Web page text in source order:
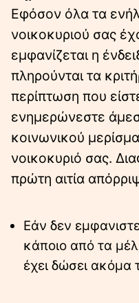
Εφόσον όλα τα
νοικοκυριού σας
εμφανίζεται η
πληρούνται τα
περίπτωση που
ενημερώνεστε
κοινωνικού
νοικοκυριό σας.
πρώτη αιτία
Εάν δεν
κάποιο από τα
έχει δώσει ακόμα